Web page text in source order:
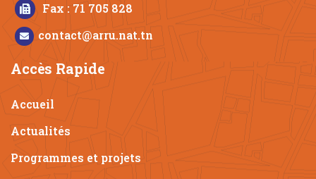
Fax : 71 705 828
contact@arru.nat.tn
Accès Rapide
Accueil
Actualités
Programmes et projets